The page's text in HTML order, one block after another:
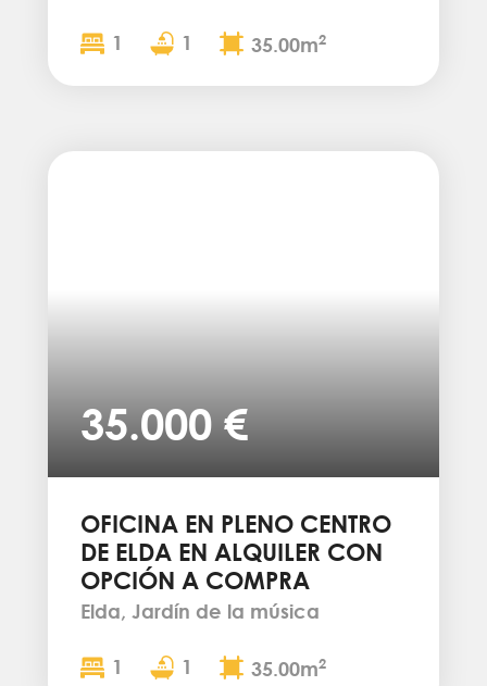
1 1 35.00m2
35.000 €
OFICINA EN PLENO CENTRO
DE ELDA EN ALQUILER CON
OPCIÓN A COMPRA
Elda, Jardín de la música
1 1 35.00m2